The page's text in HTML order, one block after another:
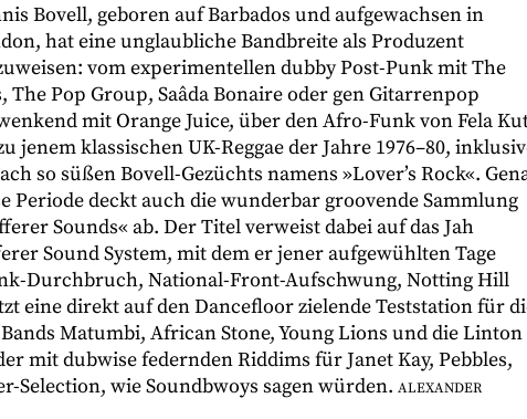
Bovell, geboren auf Barbados und aufgewachsen in
hat eine unglaubliche Bandbreite als Produzent
vom experimentellen dubby Post-Punk mit The
The Pop Group, Saâda Bonaire oder gen Gitarrenpop
mit Orange Juice, über den Afro-Funk von Fela
jenem klassischen UK-Reggae der Jahre 1976–80,
so süßen Bovell-Gezüchts namens »Lover’s Rock«.
Periode deckt auch die wunderbar groovende Sammlung
Sounds« ab. Der Titel verweist dabei auf das Jah
Sound System, mit dem er jener aufgewühlten Tage
Durchbruch, National-Front-Aufschwung, Notting Hill
eine direkt auf den Dancefloor zielende Teststation für
Matumbi, African Stone, Young Lions und die Linton
mit dubwise federnden Riddims für Janet Kay, Pebbles,
Selection, wie Soundbwoys sagen würden. ALEXANDER